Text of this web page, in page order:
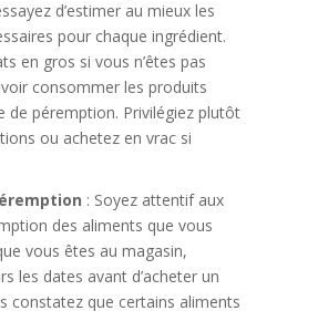
d’estimer au mieux les
pour chaque ingrédient.
en gros si vous n’êtes pas
consommer les produits
de péremption. Privilégiez plutôt
ou achetez en vrac si
: Soyez attentif aux
des aliments que vous
vous êtes au magasin,
les dates avant d’acheter un
constatez que certains aliments